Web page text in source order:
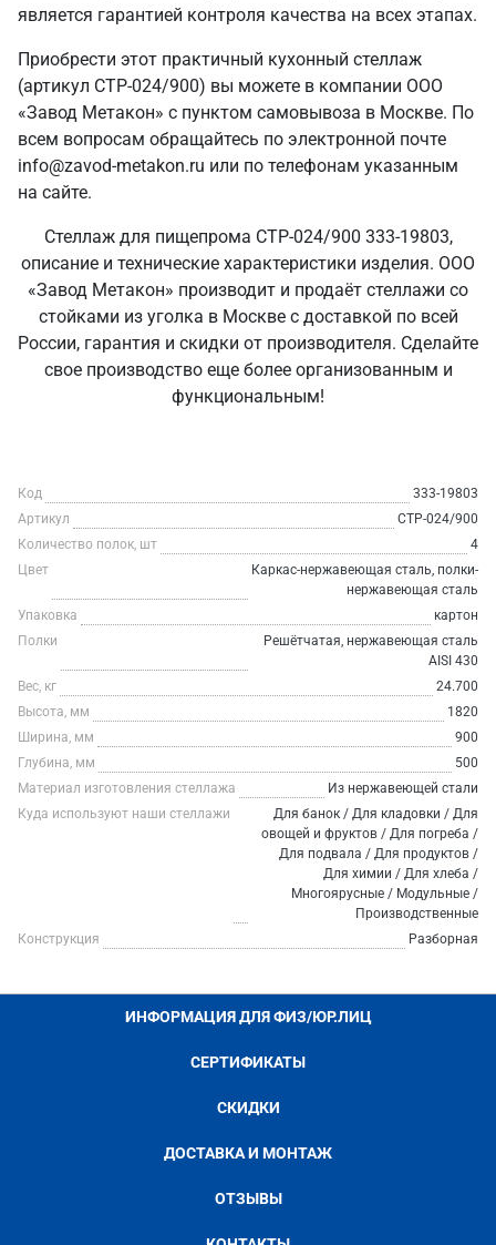
является гарантией контроля качества на всех этапах.
Приобрести этот практичный кухонный стеллаж
(артикул СТР-024/900) вы можете в компании ООО
«Завод Метакон» с пунктом самовывоза в Москве. По
всем вопросам обращайтесь по электронной почте
info@zavod-metakon.ru или по телефонам указанным
на сайте.
Стеллаж для пищепрома СТР-024/900 333-19803,
описание и технические характеристики изделия. ООО
«Завод Метакон» производит и продаёт стеллажи со
стойками из уголка в Москве с доставкой по всей
России, гарантия и скидки от производителя. Сделайте
свое производство еще более организованным и
функциональным!
Код
333-19803
Артикул
СТР-024/900
Количество полок, шт
4
Цвет
Каркас-нержавеющая сталь, полки-
нержавеющая сталь
Упаковка
картон
Полки
Решётчатая, нержавеющая сталь
AISI 430
Вес, кг
24.700
Высота, мм
1820
Ширина, мм
900
Глубина, мм
500
Материал изготовления стеллажа
Из нержавеющей стали
Куда используют наши стеллажи
Для банок / Для кладовки / Для
овощей и фруктов / Для погреба /
Для подвала / Для продуктов /
Для химии / Для хлеба /
Многоярусные / Модульные /
Производственные
Конструкция
Разборная
ИНФОРМАЦИЯ ДЛЯ ФИЗ/ЮР.ЛИЦ
СЕРТИФИКАТЫ
СКИДКИ
ДОСТАВКА И МОНТАЖ
ОТЗЫВЫ